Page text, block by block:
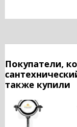
Покупатели,
также купили